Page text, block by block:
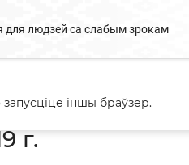
для людзей са слабым зрокам
г.
іншы браўзер.